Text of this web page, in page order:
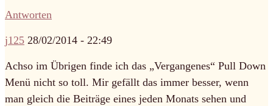
Antworten
j125 28/02/2014 - 22:49
Achso im Übrigen finde ich das „Vergangenes“ Pull Down
Menü nicht so toll. Mir gefällt das immer besser, wenn
man gleich die Beiträge eines jeden Monats sehen und